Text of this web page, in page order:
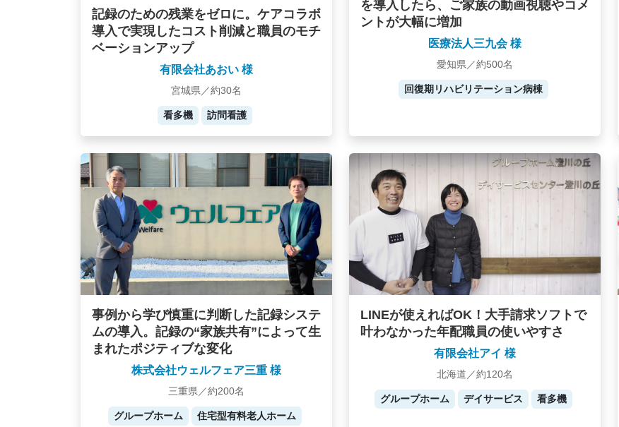
記録のための残業をゼロに。ケアコラボ
導入で実現したコスト削減と職員のモチ
ベーションアップ
有限会社あおい 様
宮城県／約30名
看多機 訪問看護
を導入したら、ご家族の動画視聴やコメ
ントが大幅に増加
医療法人三九会 様
愛知県／約500名
回復期リハビリテーション病棟
事例から学び慎重に判断した記録システ
ムの導入。記録の“家族共有”によって生
まれたポジティブな変化
株式会社ウェルフェア三重 様
三重県／約200名
グループホーム
住宅型有料老人ホーム
LINEが使えればOK！大手請求ソフトで
叶わなかった年配職員の使いやすさ
有限会社アイ 様
北海道／約120名
グループホーム デイサービス 看多機